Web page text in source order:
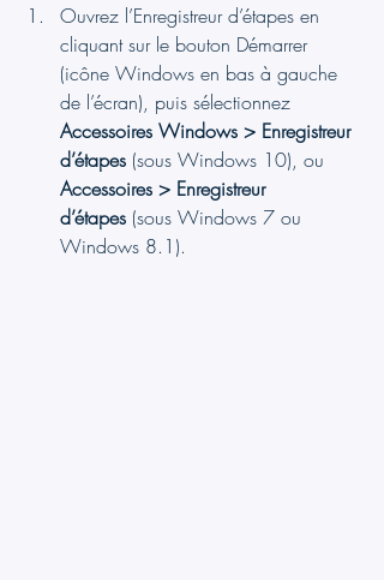
Ouvrez l’Enregistreur d’étapes en
cliquant sur le bouton Démarrer
(icône Windows en bas à gauche
de l’écran), puis sélectionnez
Accessoires Windows > Enregistreur
d’étapes (sous Windows 10), ou
Accessoires > Enregistreur
d’étapes (sous Windows 7 ou
Windows 8.1).